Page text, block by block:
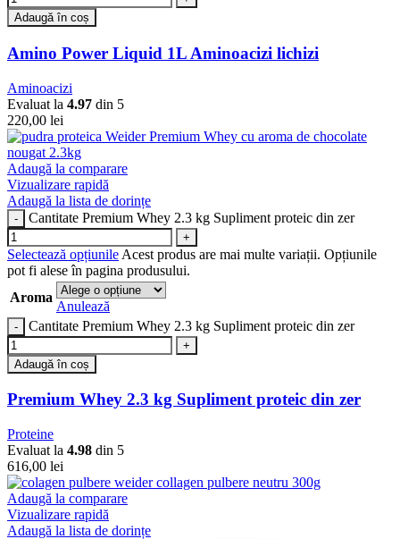
Adaugă în coș
Amino Power Liquid 1L Aminoacizi lichizi
Aminoacizi
Evaluat la 4.97 din 5
220,00 lei
Adaugă la comparare
Vizualizare rapidă
Adaugă la lista de dorințe
Cantitate Premium Whey 2.3 kg Supliment proteic din zer
Selectează opțiunile Acest produs are mai multe variații. Opțiunile
pot fi alese în pagina produsului.
Aroma
Anulează
Cantitate Premium Whey 2.3 kg Supliment proteic din zer
Adaugă în coș
Premium Whey 2.3 kg Supliment proteic din zer
Proteine
Evaluat la 4.98 din 5
616,00 lei
Adaugă la comparare
Vizualizare rapidă
Adaugă la lista de dorințe